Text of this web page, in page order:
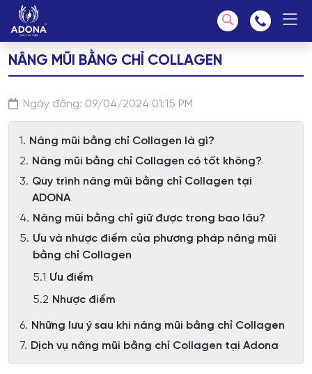
Chúng tôi có thể giúp bạn tìm kiếm?
NÂNG MŨI BẰNG CHỈ COLLAGEN
Ngày đăng: 09/04/2024 01:15 PM
Nâng mũi bằng chỉ Collagen là gì?
Nâng mũi bằng chỉ Collagen có tốt không?
Quy trình nâng mũi bằng chỉ Collagen tại
ADONA
Nâng mũi bằng chỉ giữ được trong bao lâu?
Ưu và nhược điểm của phương pháp nâng mũi
bằng chỉ Collagen
Ưu điểm
Nhược điểm
Những lưu ý sau khi nâng mũi bằng chỉ Collagen
Dịch vụ nâng mũi bằng chỉ Collagen tại Adona